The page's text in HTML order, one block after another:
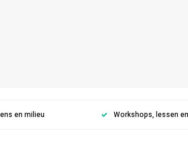
en milieu Workshops, lessen